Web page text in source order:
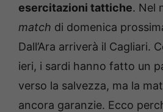
esercitazioni tattiche. Nel
match di domenica
Dall’Ara arriverà il Cagliari.
ieri, i sardi hanno fatto un
verso la salvezza, ma la
ancora garanzie. Ecco